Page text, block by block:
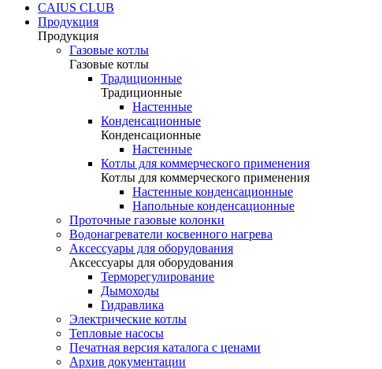
CAIUS CLUB
Продукция
Продукция
Газовые котлы
Газовые котлы
Традиционные
Традиционные
Настенные
Конденсационные
Конденсационные
Настенные
Котлы для коммерческого применения
Котлы для коммерческого применения
Настенные конденсационные
Напольные конденсационные
Проточные газовые колонки
Водонагреватели косвенного нагрева
Аксессуары для оборудования
Аксессуары для оборудования
Терморегулирование
Дымоходы
Гидравлика
Электрические котлы
Тепловые насосы
Печатная версия каталога с ценами
Архив документации